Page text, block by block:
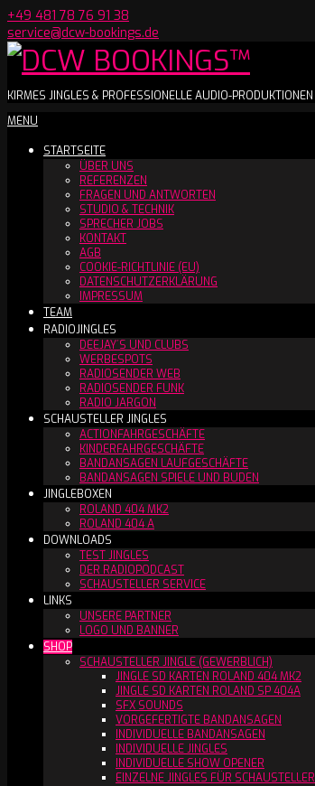
Skip
to
content
+49 481 78 76 91 38
service@dcw-bookings.de
DCW
BOOKINGS™
KIRMES JINGLES & PROFESSIONELLE AUDIO-PRODUKTIONEN
Secondary
Menu
MENU
STARTSEITE
ÜBER UNS
REFERENZEN
FRAGEN UND ANTWORTEN
STUDIO & TECHNIK
SPRECHER JOBS
KONTAKT
AGB
COOKIE-RICHTLINIE (EU)
DATENSCHUTZERKLÄRUNG
IMPRESSUM
TEAM
RADIOJINGLES
DEEJAY´S UND CLUBS
WERBESPOTS
RADIOSENDER WEB
RADIOSENDER FUNK
RADIO JARGON
SCHAUSTELLER JINGLES
ACTIONFAHRGESCHÄFTE
KINDERFAHRGESCHÄFTE
BANDANSAGEN LAUFGESCHÄFTE
BANDANSAGEN SPIELE UND BUDEN
JINGLEBOXEN
ROLAND 404 MK2
ROLAND 404 A
DOWNLOADS
TEST JINGLES
DER RADIOPODCAST
SCHAUSTELLER SERVICE
LINKS
UNSERE PARTNER
LOGO UND BANNER
SHOP
SCHAUSTELLER JINGLE (GEWERBLICH)
JINGLE SD KARTEN ROLAND 404 MK2
JINGLE SD KARTEN ROLAND SP 404A
SFX SOUNDS
VORGEFERTIGTE BANDANSAGEN
INDIVIDUELLE BANDANSAGEN
INDIVIDUELLE JINGLES
INDIVIDUELLE SHOW OPENER
EINZELNE JINGLES FÜR SCHAUSTELLER